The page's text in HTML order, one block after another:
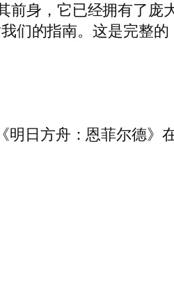
身，它已经拥有了庞
们的指南。这是完整的
明日方舟：恩菲尔德》